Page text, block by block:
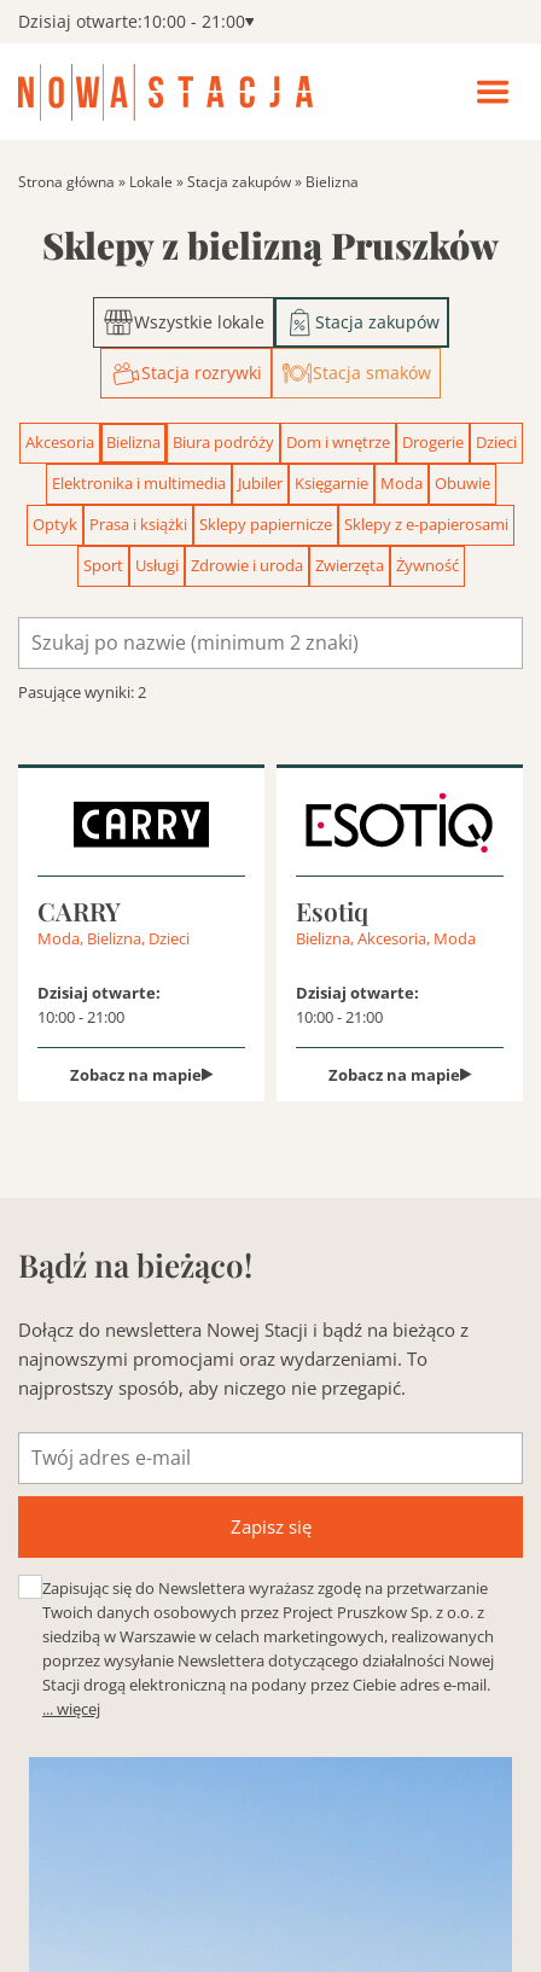
Dzisiaj otwarte:10:00 - 21:00
Search:
Wszystkie sklepy
Kino
Fitness
Promocje
Aktualności i wydarzenia
i
Udogodnienia
Godziny otwarcia
Parking w Nowej Stacji Pruszków
Sala konferencyjna
Szukaj
Strona główna » Lokale »Stacja zakupów» Bielizna
Sklepy z bielizną Pruszków
Wszystkie lokale Stacja zakupów
Stacja rozrywki Stacja smaków
Akcesoria Bielizna Biura podróży Dom i wnętrze Drogerie
Dzieci
Elektronika i multimedia
Jubiler Księgarnie Moda
Obuwie
Optyk
Prasa i książki Sklepy papiernicze Sklepy z e-papierosami
Sport
Usługi Zdrowie i uroda Zwierzęta Żywność
Szukaj
po
Pasujące wyniki:2
CARRY
Moda, Bielizna, Dzieci
Dzisiaj otwarte:
10:00 - 21:00
Zobacz na mapie
Esotiq
Bielizna, Akcesoria, Moda
Dzisiaj otwarte:
10:00 - 21:00
Zobacz na mapie
Bądź na bieżąco!
Dołącz do newslettera Nowej Stacji i bądź na bieżąco z
najnowszymi promocjami oraz wydarzeniami. To
najprostszy sposób, aby niczego nie przegapić.
Adres
mail
Zapisz się
Zapisując się do Newslettera wyrażasz zgodę na przetwarzanie
Twoich danych osobowych przez Project Pruszkow Sp. z o.o. z
siedzibą w Warszawie w celach marketingowych, realizowanych
poprzez wysyłanie Newslettera dotyczącego działalności Nowej
Stacji drogą elektroniczną na podany przez Ciebie adres e-mail.
... więcej